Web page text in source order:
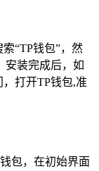
“TP钱包”，然
安装完成后，如
打开TP钱包,准
包，在初始界面